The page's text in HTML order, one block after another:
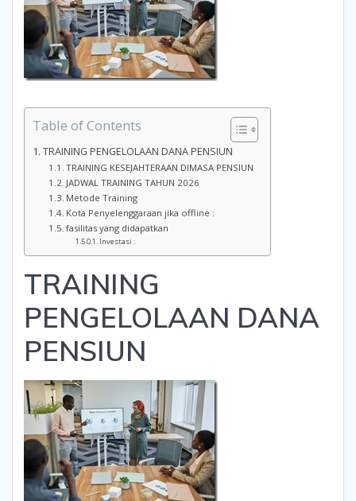
Table of Contents
TRAINING PENGELOLAAN DANA PENSIUN
TRAINING KESEJAHTERAAN DIMASA PENSIUN
JADWAL TRAINING TAHUN 2026
Metode Training
Kota Penyelenggaraan jika offline :
fasilitas yang didapatkan
Investasi :
TRAINING
PENGELOLAAN DANA
PENSIUN